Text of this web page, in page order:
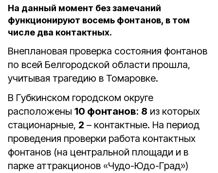
На данный момент без замечаний
функционируют восемь фонтанов, в том
числе два контактных.
Внеплановая проверка состояния фонтанов
по всей Белгородской области прошла,
учитывая трагедию в Томаровке.
В Губкинском городском округе
расположены 10 фонтанов: 8 из которых
стационарные, 2 – контактные. На период
проведения проверки работа контактных
фонтанов (на центральной площади и в
парке аттракционов «Чудо-Юдо-Град»)